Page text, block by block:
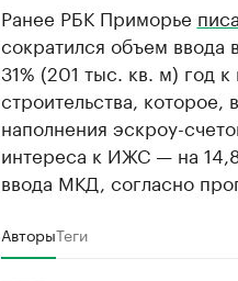
Ранее РБК Приморье
сократился объем
31% (201 тыс. кв. м) год
строительства,
наполнения эскроу-
интереса к ИЖС — на
ввода МКД, согласно
АвторыТеги